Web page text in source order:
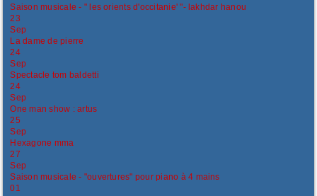
Saison musicale - " les orients d'occitanie' "- lakhdar hanou
23
Sep
La dame de pierre
24
Sep
Spectacle tom baldetti
24
Sep
One man show : artus
25
Sep
Hexagone mma
27
Sep
Saison musicale - "ouvertures" pour piano à 4 mains
01